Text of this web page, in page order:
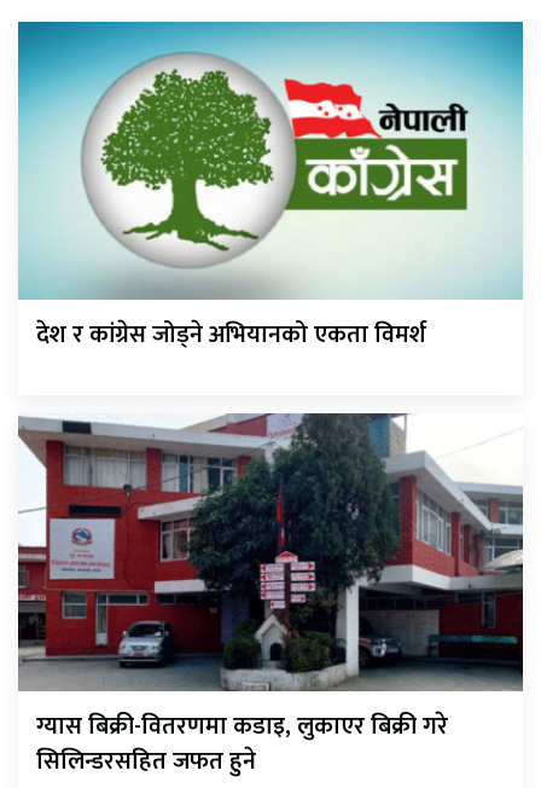
देश र कांग्रेस जोड्ने अभियानको एकता विमर्श
ग्यास बिक्री-वितरणमा कडाइ, लुकाएर बिक्री गरे
सिलिन्डरसहित जफत हुने